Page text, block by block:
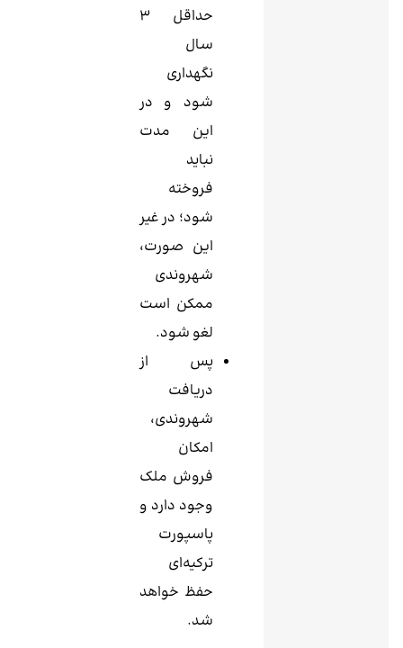
حداقل ۳
سال
نگهداری
شود و در
این مدت
نباید
فروخته
شود؛ در غیر
این صورت،
شهروندی
ممکن است
لغو شود.
پس از
دریافت
شهروندی،
امکان
فروش ملک
وجود دارد و
پاسپورت
ترکیه‌ای
حفظ خواهد
شد.